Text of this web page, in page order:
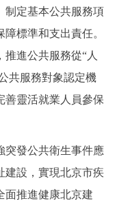
定基本公共服務項
標準和支出責任。
進公共服務從“人
共服務對象認定機
善靈活就業人員參保
發公共衛生事件應
建設，實現北京市疾
面推進健康北京建